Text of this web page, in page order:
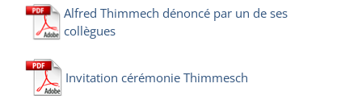
Alfred Thimmech dénoncé par un de ses
collègues
Invitation cérémonie Thimmesch